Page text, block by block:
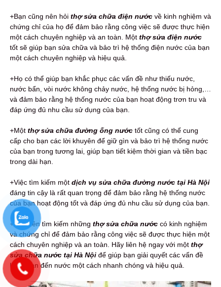
+Bạn cũng nên hỏi thợ sửa chữa điện nước về kinh nghiệm và
chứng chỉ của họ để đảm bảo rằng công việc sẽ được thực hiện
một cách chuyên nghiệp và an toàn. Một thợ sửa điện nước
tốt sẽ giúp bạn sửa chữa và bảo trì hệ thống điện nước của bạn
một cách chuyên nghiệp và hiệu quả.
+Họ có thể giúp bạn khắc phục các vấn đề như thiếu nước,
nước bẩn, vòi nước không chảy nước, hệ thống nước bị hỏng,…
và đảm bảo rằng hệ thống nước của bạn hoạt động trơn tru và
đáp ứng đủ nhu cầu sử dụng của bạn.
+Một thợ sửa chữa đường ống nước tốt cũng có thể cung
cấp cho bạn các lời khuyên để giữ gìn và bảo trì hệ thống nước
của bạn trong tương lai, giúp bạn tiết kiệm thời gian và tiền bạc
trong dài hạn.
+Việc tìm kiếm một dịch vụ sửa chữa đường nước tại Hà Nội
đáng tin cậy là rất quan trọng để đảm bảo rằng hệ thống nước
của bạn hoạt động tốt và đáp ứng đủ nhu cầu sử dụng của bạn.
+Bạn nên tìm kiếm những thợ sửa chữa nước có kinh nghiệm
và chứng chỉ để đảm bảo rằng công việc sẽ được thực hiện một
cách chuyên nghiệp và an toàn. Hãy liên hệ ngay với một thợ
sửa chữa nước tại Hà Nội để giúp bạn giải quyết các vấn đề
liên quan đến nước một cách nhanh chóng và hiệu quả.